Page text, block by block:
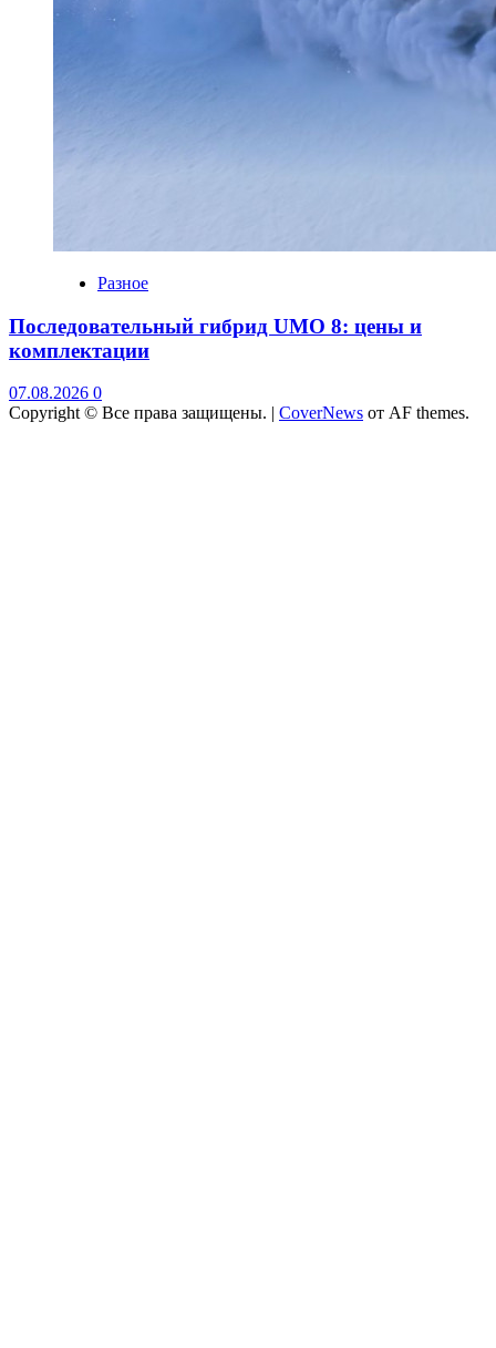
Разное
Последовательный гибрид UMO 8: цены и
комплектации
07.08.2026 0
Copyright © Все права защищены. | CoverNews от AF themes.